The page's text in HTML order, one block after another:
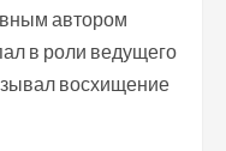
автором
в роли ведущего
восхищение